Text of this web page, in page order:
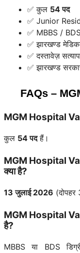
✅ कुल 54 पद
✅ Junior
✅ MBBS /
✅ झारखण्ड
✅ दस्तावेज़
✅ झारखण्ड
FAQs –
MGM Hospital
कुल 54 पदहैं।
MGM Hospital
क्या है?
13 जुलाई 2026
MGM Hospital
है?
MBBS या BDS